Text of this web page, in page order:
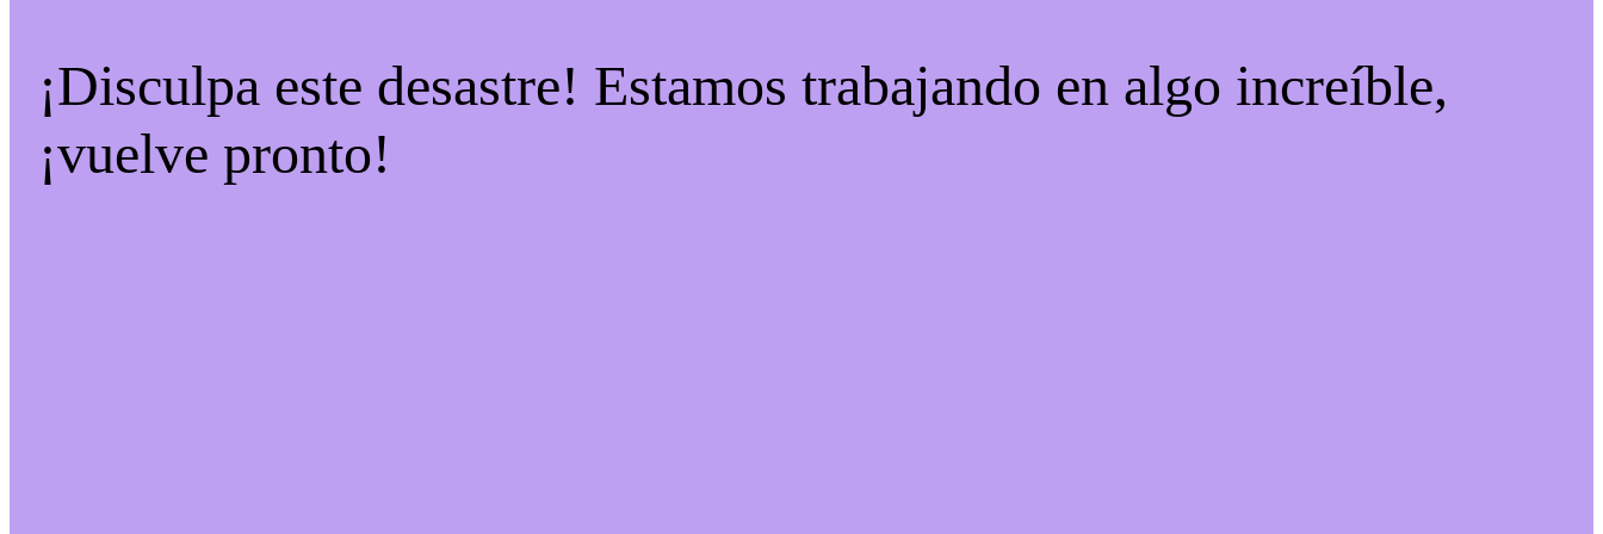
¡Disculpa este desastre! Estamos trabajando en algo increíble,
¡vuelve pronto!